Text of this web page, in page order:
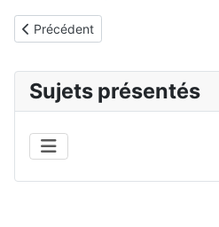
Article précédent : LEGO
Précédent
Sujets présentés